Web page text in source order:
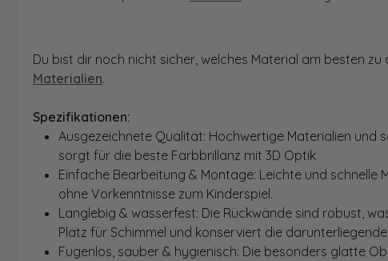
Du bist dir noch nicht sicher, welches Material am besten
Materialien.
Spezifikationen:
Ausgezeichnete Qualität: Hochwertige Materialien und
sorgt für die beste Farbbrillanz mit 3D Optik
Einfache Bearbeitung & Montage: Leichte und schnelle
ohne Vorkenntnisse zum Kinderspiel.
Langlebig & wasserfest: Die Rückwände sind robust,
Platz für Schimmel und konserviert die
Fugenlos, sauber & hygienisch: Die besonders glatte